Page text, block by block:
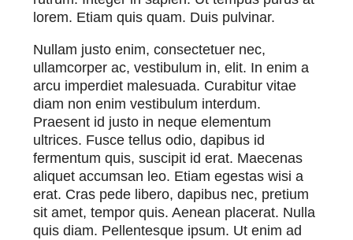
lorem. Etiam quis quam. Duis pulvinar.
Nullam justo enim, consectetuer nec,
ullamcorper ac, vestibulum in, elit. In enim a
arcu imperdiet malesuada. Curabitur vitae
diam non enim vestibulum interdum.
Praesent id justo in neque elementum
ultrices. Fusce tellus odio, dapibus id
fermentum quis, suscipit id erat. Maecenas
aliquet accumsan leo. Etiam egestas wisi a
erat. Cras pede libero, dapibus nec, pretium
sit amet, tempor quis. Aenean placerat. Nulla
quis diam. Pellentesque ipsum. Ut enim ad